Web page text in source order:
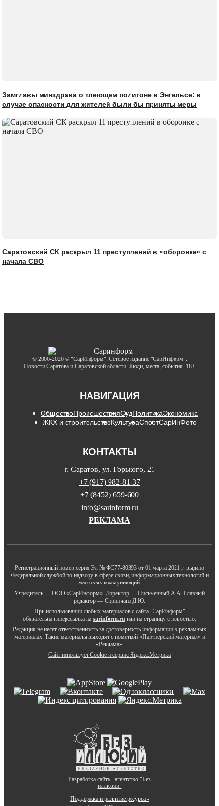
Замглавы минздрава о тлеющем полигоне в Энгельсе: в
случае опасности для жителей были бы приняты меры
Саратовский СК раскрыл 11 преступлений в «оборонке» с
начала СВО
© 2006-2026 © "СарИнформ". Сетевое издание "СарИнформ".
Новости Саратова и Саратовской области. Люди, места, события. 18+
НАВИГАЦИЯ
ОбществоПроисшествияСудПолитикаЭкономика
ЖКХ и строительствоКультураСпортСарИнФото
КОНТАКТЫ
г. Саратов, ул. Горького, 21
+7 (917) 982-81-37
+7 (8452) 659-600
info@sarinform.ru
РЕКЛАМА
Регистрационный номер серия Эл № ФС77-80393 от 01 марта 2021 г. выдано
Федеральной службой по надзору в сфере связи, информационных технологий и
массовых коммуникаций.
Учредитель — ООО «СарИнформ». Директор — Письменный А.А. Главный
редактор — Спринчанэ Д.Ю.
При использовании любых материалов с сайта "СарИнформ"
обязательна гиперссылка на sarinform.ru или на страницу с новостью.
Редакция не несет ответственность за достоверность информации в рекламных
материалах. Такие материалы выходят с пометкой «Партнёрский материал» и
«Реклама».
Сайт использует Cookie и сервиc Яндекс.Метрика
Разработка сайта - агентство "Без
иллюзий"
Поддержка и развитие ресурса -